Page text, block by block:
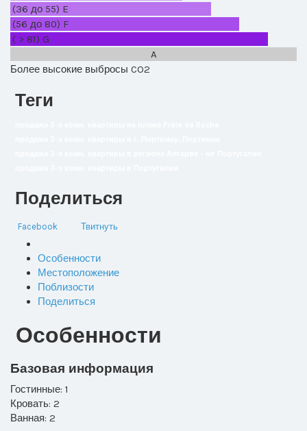
(36 до 55) E
(56 до 80) F
( > 81) G
A
Более высокие выбросы CO2
Теги
Поделиться
Facebook Твитнуть
Особенности
Местоположение
Поблизости
Поделиться
Особенности
Базовая информация
Гостинные: 1
Кровать: 2
Ванная: 2